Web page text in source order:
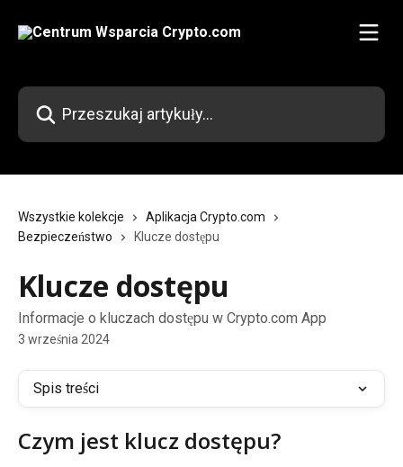
Przeszukaj artykuły...
Wszystkie kolekcje
Aplikacja Crypto.com
Bezpieczeństwo
Klucze dostępu
Klucze dostępu
Informacje o kluczach dostępu w Crypto.com App
3 września 2024
Spis treści
Czym jest klucz dostępu?